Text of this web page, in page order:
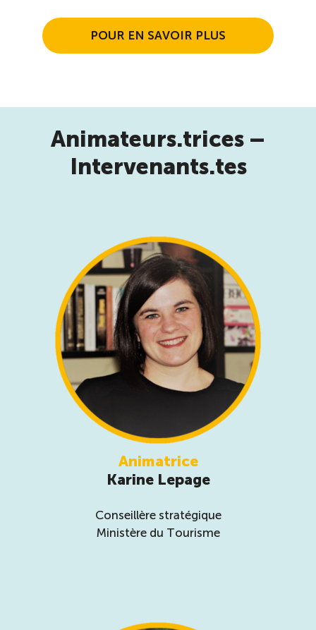
POUR EN SAVOIR PLUS
Animateurs.trices –
Intervenants.tes
Animatrice
Karine Lepage
Conseillère stratégique
Ministère du Tourisme